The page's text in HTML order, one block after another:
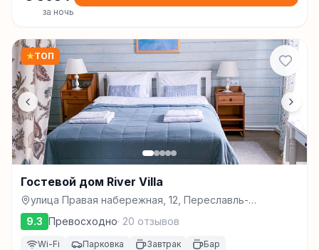
за ночь
★ТОП
Гостевой дом River Villa
улица Правая набережная, 12, Переславль-
Залесский
9.3 Превосходно· 20 отзывов
Wi-Fi Парковка Завтрак Бар